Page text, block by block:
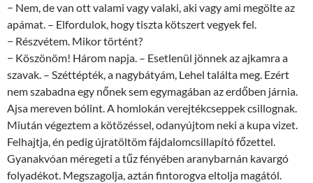
− Nem, de van ott valami vagy valaki, aki vagy ami megölte az
apámat. – Elfordulok, hogy tiszta kötszert vegyek fel.
− Részvétem. Mikor történt?
− Köszönöm! Három napja. – Esetlenül jönnek az ajkamra a
szavak. – Széttépték, a nagybátyám, Lehel találta meg. Ezért
nem szabadna egy nőnek sem egymagában az erdőben járnia.
Ajsa mereven bólint. A homlokán verejtékcseppek csillognak.
Miután végeztem a kötözéssel, odanyújtom neki a kupa vizet.
Felhajtja, én pedig újratöltöm fájdalomcsillapító főzettel.
Gyanakvóan méregeti a tűz fényében aranybarnán kavargó
folyadékot. Megszagolja, aztán fintorogva eltolja magától.